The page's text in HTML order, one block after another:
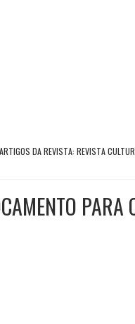
DA REVISTA: REVISTA
PARA